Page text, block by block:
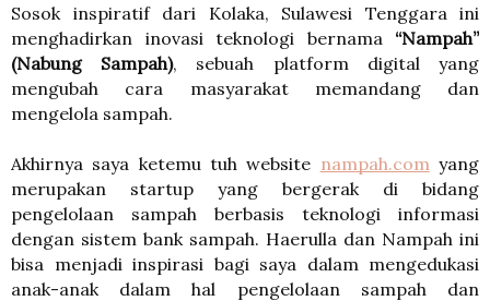
Sosok inspiratif dari Kolaka, Sulawesi Tenggara ini
menghadirkan inovasi teknologi bernama “Nampah”
(Nabung Sampah), sebuah platform digital yang
mengubah cara masyarakat memandang dan
mengelola sampah.
Akhirnya saya ketemu tuh website nampah.com yang
merupakan startup yang bergerak di bidang
pengelolaan sampah berbasis teknologi informasi
dengan sistem bank sampah. Haerulla dan Nampah ini
bisa menjadi inspirasi bagi saya dalam mengedukasi
anak-anak dalam hal pengelolaan sampah dan